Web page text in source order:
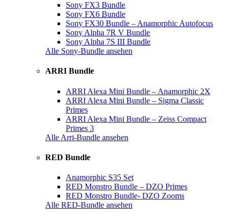
Sony FX3 Bundle
Sony FX6 Bundle
Sony FX30 Bundle – Anamorphic Autofocus
Sony Alpha 7R V Bundle
Sony Alpha 7S III Bundle
Alle Sony-Bundle ansehen
ARRI Bundle
ARRI Alexa Mini Bundle – Anamorphic 2X
ARRI Alexa Mini Bundle – Sigma Classic
Primes
ARRI Alexa Mini Bundle – Zeiss Compact
Primes 3
Alle Arri-Bundle ansehen
RED Bundle
Anamorphic S35 Set
RED Monstro Bundle – DZO Primes
RED Monstro Bundle- DZO Zooms
Alle RED-Bundle ansehen